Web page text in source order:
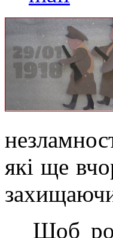
які ще
Щоб